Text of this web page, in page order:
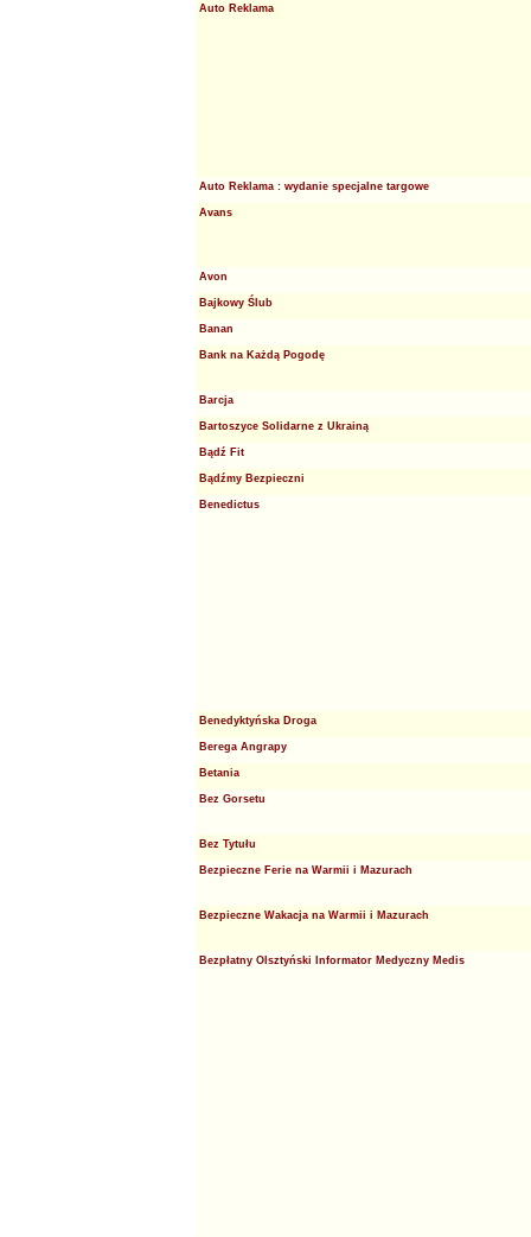
Auto Reklama
Auto Reklama : wydanie specjalne targowe
Avans
Avon
Bajkowy Ślub
Banan
Bank na Każdą Pogodę
Barcja
Bartoszyce Solidarne z Ukrainą
Bądź Fit
Bądźmy Bezpieczni
Benedictus
Benedyktyńska Droga
Berega Angrapy
Betania
Bez Gorsetu
Bez Tytułu
Bezpieczne Ferie na Warmii i Mazurach
Bezpieczne Wakacja na Warmii i Mazurach
Bezpłatny Olsztyński Informator Medyczny Medis